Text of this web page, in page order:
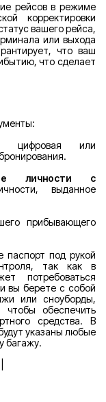
рейсов в режиме
корректировки
вашего рейса,
или выхода
что ваш
что сделает
цифровая или
личности с
выданное
прибывающего
паспорт под рукой
так как в
потребоваться
вы берете с собой
или сноуборды,
обеспечить
средства. В
указаны любые
багажу.